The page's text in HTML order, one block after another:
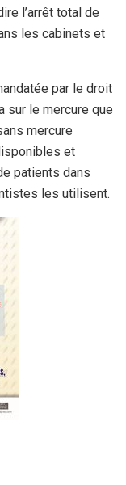
l’arrêt total de
les cabinets et
par le droit
sur le mercure que
mercure
et
patients dans
les utilisent.